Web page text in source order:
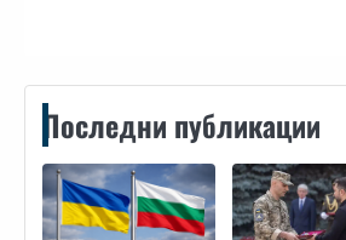
Последни публикации